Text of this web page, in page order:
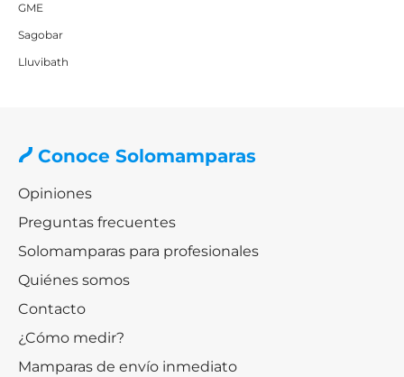
GME
Sagobar
Lluvibath
Conoce Solomamparas
Opiniones
Preguntas frecuentes
Solomamparas para profesionales
Quiénes somos
Contacto
¿Cómo medir?
Mamparas de envío inmediato